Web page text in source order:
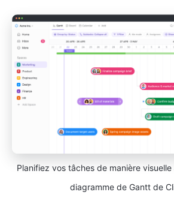
Planifiez vos tâches de manière
diagramme de Gantt de